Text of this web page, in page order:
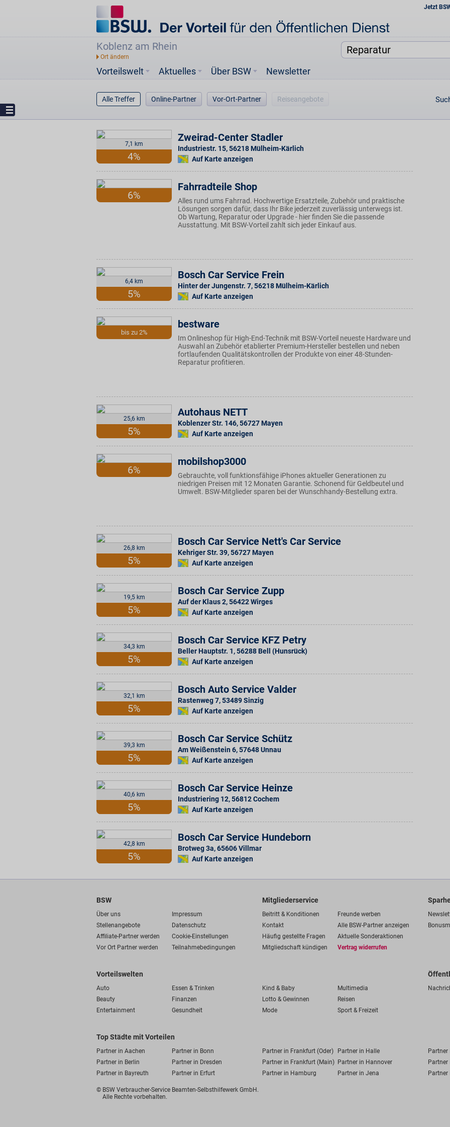
Jetzt
Koblenz am Rhein
Vorteilswelt Aktuelles Über BSW Newsletter
Alle Treffer Online-Partner Vor-Ort-Partner Reiseangebote
7,1 km
4%
Zweirad-Center Stadler
Industriestr. 15,56218 Mülheim-Kärlich
Auf Karte anzeigen
6%
Fahrradteile Shop
Alles rund ums Fahrrad. Hochwertige Ersatzteile, Zubehör und praktische
Lösungen sorgen dafür, dass Ihr Bike jederzeit zuverlässig unterwegs ist.
Ob Wartung, Reparatur oder Upgrade - hier finden Sie die passende
Ausstattung. Mit BSW-Vorteil zahlt sich jeder Einkauf aus.
6,4 km
5%
Bosch Car Service Frein
Hinter der Jungenstr. 7,56218 Mülheim-Kärlich
Auf Karte anzeigen
bis zu 2%
bestware
Im Onlineshop für High-End-Technik mit BSW-Vorteil neueste Hardware und
Auswahl an Zubehör etablierter Premium-Hersteller bestellen und neben
fortlaufenden Qualitätskontrollen der Produkte von einer 48-Stunden-
Reparatur profitieren.
25,6 km
5%
Autohaus NETT
Koblenzer Str. 146,56727 Mayen
Auf Karte anzeigen
6%
mobilshop3000
Gebrauchte, voll funktionsfähige iPhones aktueller Generationen zu
niedrigen Preisen mit 12 Monaten Garantie. Schonend für Geldbeutel und
Umwelt. BSW-Mitglieder sparen bei der Wunschhandy-Bestellung extra.
26,8 km
5%
Bosch Car Service Nett's Car Service
Kehriger Str. 39,56727 Mayen
Auf Karte anzeigen
19,5 km
5%
Bosch Car Service Zupp
Auf der Klaus 2,56422Wirges
Auf Karte anzeigen
34,3 km
5%
Bosch Car Service KFZ Petry
Beller Hauptstr. 1,56288 Bell (Hunsrück)
Auf Karte anzeigen
32,1 km
5%
Bosch Auto Service Valder
Rastenweg 7,53489Sinzig
Auf Karte anzeigen
39,3 km
5%
Bosch Car Service Schütz
Am Weißenstein 6,57648Unnau
Auf Karte anzeigen
40,6 km
5%
Bosch Car Service Heinze
Industriering 12,56812Cochem
Auf Karte anzeigen
42,8 km
5%
Bosch Car Service Hundeborn
Brotweg 3a,65606Villmar
Auf Karte anzeigen
BSW
Über uns
Impressum
Stellenangebote
Datenschutz
Affiliate-Partner werden
Cookie-Einstellungen
Vor Ort Partner werden
Teilnahmebedingungen
Mitgliederservice
Beitritt & Konditionen
Freunde werben
Kontakt
Alle BSW-Partner anzeigen
Häufig gestellte Fragen
Aktuelle Sonderaktionen
Mitgliedschaft kündigen
Vertrag widerrufen
Vorteilswelten
Auto Essen & Trinken Kind & Baby
Multimedia
Beauty
Finanzen Lotto & Gewinnen
Reisen
Entertainment
Gesundheit Mode Sport & Freizeit
Top Städte mit Vorteilen
Partner in Aachen Partner in Bonn Partner in Frankfurt (Oder) Partner in Halle
Partner
Partner in Berlin
Partner in Dresden Partner in Frankfurt (Main) Partner in Hannover
Partner
Partner in Bayreuth
Partner in Erfurt Partner in Hamburg Partner in Jena Partner
© BSW Verbraucher-Service Beamten-Selbsthilfewerk GmbH.
Alle Rechte vorbehalten.